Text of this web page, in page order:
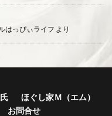
はっぴぃライフ より
ほぐし家Ｍ（エム）
お問合せ